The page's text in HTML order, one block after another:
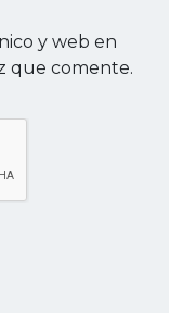
y web en
que comente.